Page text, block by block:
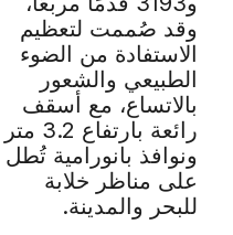
وقد صُممت لتعظيم
الاستفادة من الضوء
الطبيعي والشعور
بالاتساع، مع أسقف
رائعة بارتفاع 3.2 متر
ونوافذ بانورامية تُطل
على مناظر خلابة
للبحر والمدينة.